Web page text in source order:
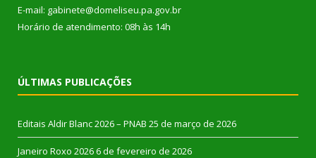
E-mail: gabinete@domeliseu.pa.gov.br
Horário de atendimento: 08h às 14h
ÚLTIMAS PUBLICAÇÕES
Editais Aldir Blanc 2026 – PNAB 25 de março de 2026
Janeiro Roxo 2026 6 de fevereiro de 2026